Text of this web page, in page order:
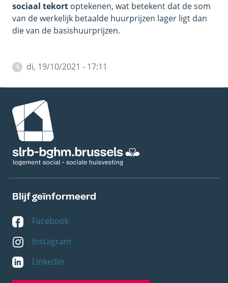
sociaal tekort optekenen, wat betekent dat de som
van de werkelijk betaalde huurprijzen lager ligt dan
die van de basishuurprijzen.
di, 19/10/2021 - 17:11
Afbeelding
Blijf geïnformeerd
Facebook
Instagram
Linkedin